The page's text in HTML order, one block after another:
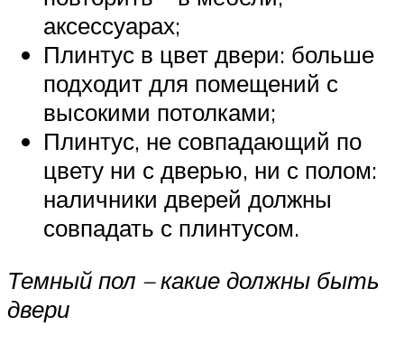
аксессуарах;
Плинтус в цвет двери: больше
подходит для помещений с
высокими потолками;
Плинтус, не совпадающий по
цвету ни с дверью, ни с полом:
наличники дверей должны
совпадать с плинтусом.
Темный пол – какие должны быть
двери